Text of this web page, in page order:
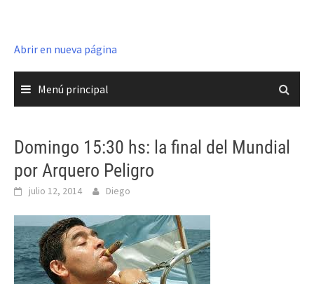
Abrir en nueva página
Menú principal
Domingo 15:30 hs: la final del Mundial
por Arquero Peligro
julio 12, 2014 Diego